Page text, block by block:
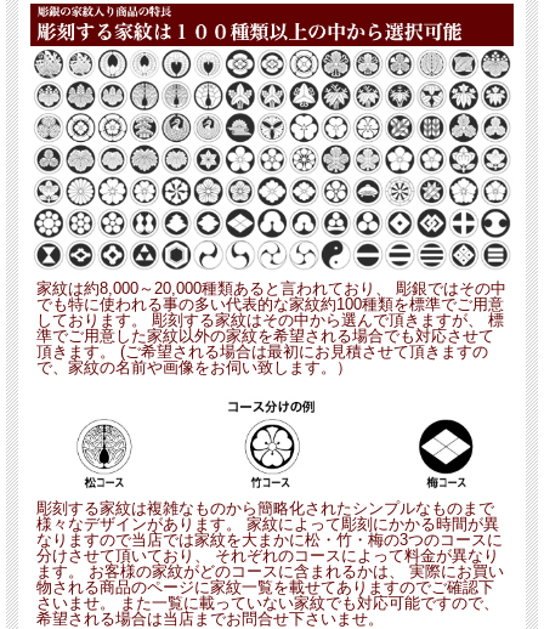
家紋は約8,000～20,000種類あると言われており、 彫銀ではその中
でも特に使われる事の多い代表的な家紋約100種類を標準でご用意
しております。 彫刻する家紋はその中から選んで頂きますが、 標
準でご用意した家紋以外の家紋を希望される場合でも対応させて
頂きます。 (ご希望される場合は最初にお見積させて頂きますの
で、家紋の名前や画像をお伺い致します。）
彫刻する家紋は複雑なものから簡略化されたシンプルなものまで
様々なデザインがあります。 家紋によって彫刻にかかる時間が異
なりますので当店では家紋を大まかに松・竹・梅の3つのコースに
分けさせて頂いており、 それぞれのコースによって料金が異なり
ます。 お客様の家紋がどのコースに含まれるかは、 実際にお買い
物される商品のページに家紋一覧を載せてありますのでご確認下
さいませ。 また一覧に載っていない家紋でも対応可能ですので、
希望される場合は当店までお問合せ下さいませ。